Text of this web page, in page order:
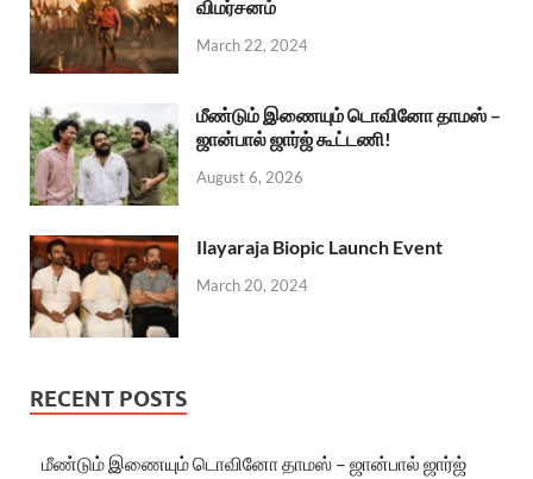
விமர்சனம்
March 22, 2024
மீண்டும் இணையும் டொவினோ தாமஸ் –
ஜான்பால் ஜார்ஜ் கூட்டணி!
August 6, 2026
Ilayaraja Biopic Launch Event
March 20, 2024
RECENT POSTS
மீண்டும் இணையும் டொவினோ தாமஸ் – ஜான்பால் ஜார்ஜ்